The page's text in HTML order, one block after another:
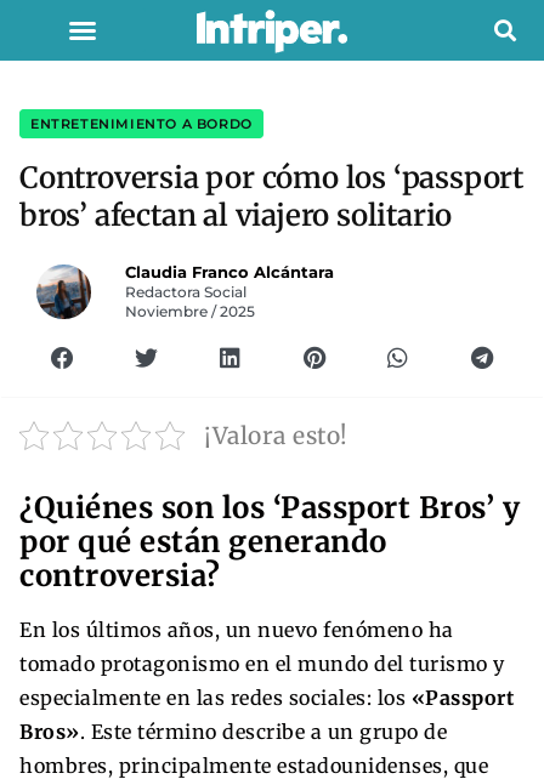
ENTRETENIMIENTO A BORDO
Controversia por cómo los ‘passport
bros’ afectan al viajero solitario
Claudia Franco Alcántara
Redactora Social
Noviembre / 2025
¡Valora esto!
¿Quiénes son los ‘Passport Bros’ y
por qué están generando
controversia?
En los últimos años, un nuevo fenómeno ha
tomado protagonismo en el mundo del turismo y
especialmente en las redes sociales: los «Passport
Bros». Este término describe a un grupo de
hombres, principalmente estadounidenses, que